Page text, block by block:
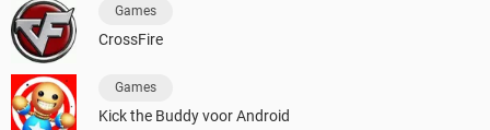
Games
CrossFire
Games
Kick the Buddy voor Android